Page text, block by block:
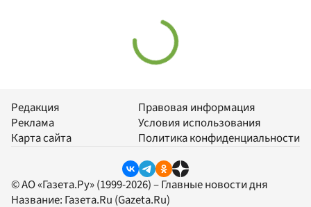
Редакция
Реклама
Карта сайта
Правовая информация
Условия использования
Политика конфиденциальности
© АО «Газета.Ру» (1999-2026) – Главные новости дня
Название: Газета.Ru (Gazeta.Ru)